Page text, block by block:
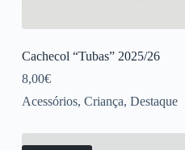
Cachecol “Tubas” 2025/26
8,00€
Acessórios, Criança, Destaque